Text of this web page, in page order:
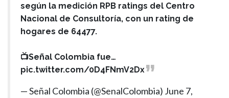
según la medición RPB ratings del Centro
Nacional de Consultoría, con un rating de
hogares de 64477.
📺Señal Colombia fue…
pic.twitter.com/0D4FNmV2Dx
— Señal Colombia (@SenalColombia) June 7,